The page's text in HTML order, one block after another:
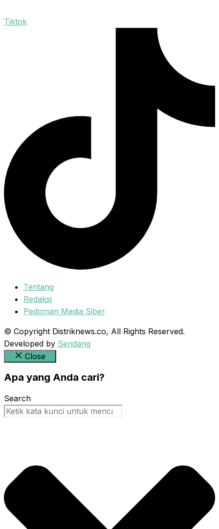
Tiktok
Tentang
Redaksi
Pedoman Media Siber
© Copyright Distriknews.co, All Rights Reserved.
Developed by Sendang
Close
Apa yang Anda cari?
Search